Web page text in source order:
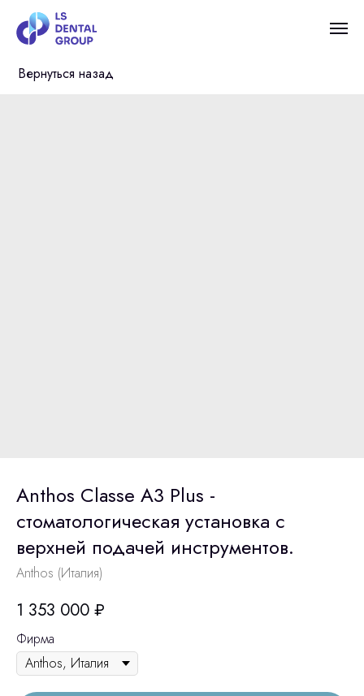
Вернуться назад
Anthos Classe A3 Plus -
стоматологическая установка с
верхней подачей инструментов.
Anthos (Италия)
1 353 000 ₽
Фирма